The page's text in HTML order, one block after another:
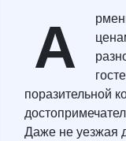
А
поразительной
Даже не уезжая